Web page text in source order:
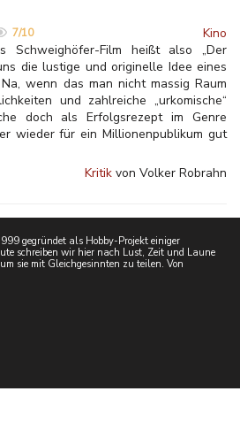
7/10
Kino
Schweighöfer-Film heißt also „Der
die lustige und originelle Idee eines
wenn das man nicht massig Raum
und zahlreiche „urkomische“
doch als Erfolgsrezept im Genre
wieder für ein Millionenpublikum gut
Kritik von Volker Robrahn
gegründet als Hobby-Projekt einiger
schreiben wir hier nach Lust, Zeit und Laune
sie mit Gleichgesinnten zu teilen. Von